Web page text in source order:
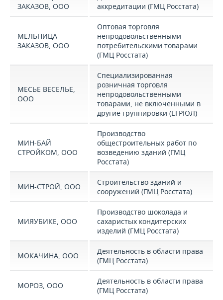
ЗАКАЗОВ, ООО
аккредитации (ГМЦ Росстата)
МЕЛЬНИЦА
ЗАКАЗОВ, ООО
Оптовая торговля
непродовольственными
потребительскими товарами
(ГМЦ Росстата)
МЕСЬЕ ВЕСЕЛЬЕ,
ООО
Специализированная
розничная торговля
непродовольственными
товарами, не включенными в
другие группировки (ЕГРЮЛ)
МИН-БАЙ
СТРОЙКОМ, ООО
Производство
общестроительных работ по
возведению зданий (ГМЦ
Росстата)
МИН-СТРОЙ, ООО
Строительство зданий и
сооружений (ГМЦ Росстата)
МИЯУБИКЕ, ООО
Производство шоколада и
сахаристых кондитерских
изделий (ГМЦ Росстата)
МОКАЧИНА, ООО
Деятельность в области права
(ГМЦ Росстата)
МОРОЗ, ООО
Деятельность в области права
(ГМЦ Росстата)